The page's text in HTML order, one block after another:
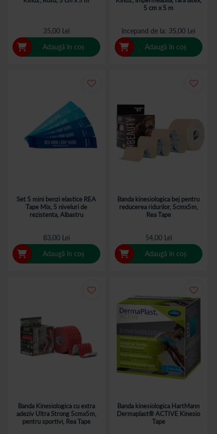
35,00 Lei
Adaugă în coș
5 cm x 5 m
începand de la 35,00 Lei
Adaugă în coș
Set 5 mini benzi elastice REA
Tape Mix, 5 niveluri de
rezistenta, Albastru
83,00 Lei
Adaugă în coș
Banda kinesiologica bej pentru
reducerea ridurilor, 5cmx5m,
Rea Tape
54,00 Lei
Adaugă în coș
Banda Kinesiologica cu extra
adeziv Ultra Strong 5cmx5m,
pentru sportivi, Rea Tape
Banda kinesiologica HartMann
Dermaplast® ACTIVE Kinesio
Tape